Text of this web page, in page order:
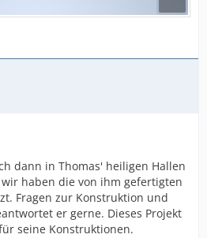
dann in Thomas' heiligen Hallen
haben die von ihm gefertigten
Fragen zur Konstruktion und
er gerne. Dieses Projekt
seine Konstruktionen.